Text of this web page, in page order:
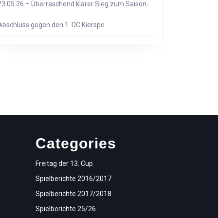
– Überraschend klarer Sieg zum Saison-
gegen den 1. DC Kierspe
Categories
Freitag der 13. Cup
Spielberichte 2016/2017
Spielberichte 2017/2018
Spielberichte 25/26